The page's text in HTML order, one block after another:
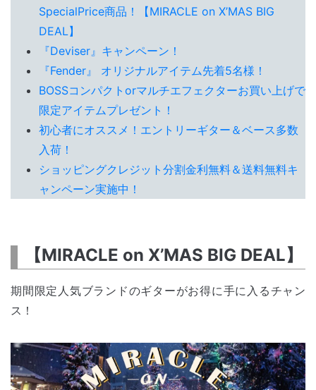
SpecialPrice商品！【MIRACLE on X’MAS BIG
DEAL】
『Deviser』キャンペーン！
『Fender』 オリジナルアイテム先着5名様！
BOSSコンパクトorマルチエフェクターお買い上げで
限定アイテムプレゼント！
初心者にオススメ！エントリーギター＆ベース多数
入荷！
ショッピングクレジット分割金利無料＆送料無料キ
ャンペーン実施中！
【MIRACLE on X’MAS BIG DEAL】
期間限定人気ブランドのギターがお得に手に入るチャン
ス！